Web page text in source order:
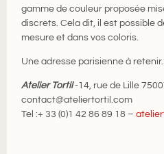
gamme de couleur proposée
discrets. Cela dit, il est possible
mesure et dans vos coloris.
Une adresse parisienne à retenir.
Atelier Tortil-14, rue de Lille
contact@ateliertortil.com
Tel :+ 33 (0)1 42 86 89 18 –